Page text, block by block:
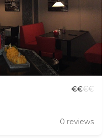
€€€€
0 reviews